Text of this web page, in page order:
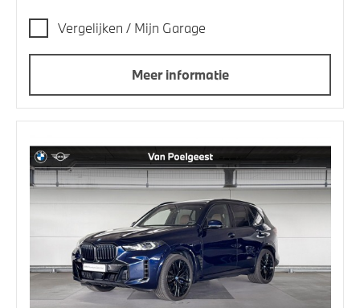
Vergelijken / Mijn Garage
Meer informatie